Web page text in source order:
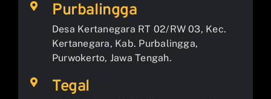
Purbalingga
Desa Kertanegara RT 02/RW 03, Kec.
Kertanegara, Kab. Purbalingga,
Purwokerto, Jawa Tengah.
Tegal